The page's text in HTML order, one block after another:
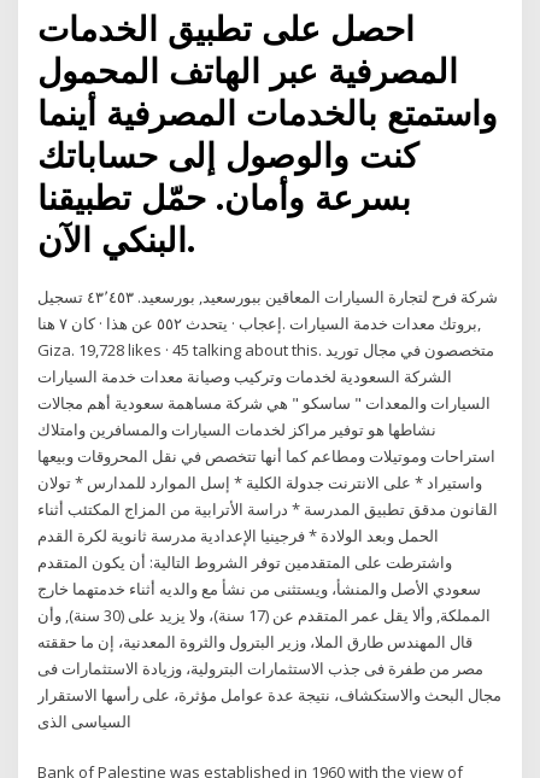
احصل على تطبيق الخدمات
المصرفية عبر الهاتف المحمول
واستمتع بالخدمات المصرفية أينما
كنت والوصول إلى حساباتك
بسرعة وأمان. حمّل تطبيقنا
البنكي الآن.
‏شركة فرح لتجارة السيارات المعاقين ببورسعيد‏, ‏بورسعيد‏. ‏‏٤٣٬٤٥٣‏ تسجيل
إعجاب · يتحدث ‏٥٥٢‏ عن هذا · كان ‏٧‏ هنا‏. ‎بروتك معدات خدمة السيارات‎,
Giza. 19,728 likes · 45 talking about this. ‎متخصصون في مجال توريد
وتركيب وصيانة معدات خدمة السيارات‎ الشركة السعودية لخدمات
السيارات والمعدات " ساسكو " هي شركة مساهمة سعودية أهم مجالات
نشاطها هو توفير مراكز لخدمات السيارات والمسافرين وامتلاك
استراحات وموتيلات ومطاعم كما أنها تتخصص في نقل المحروقات وبيعها
واستيراد * على الانترنت جدولة الكلية * إسل الموارد للمدارس * تولان
القانون مدقق تطبيق المدرسة * دراسة الأترابية من المزاج المكتئب أثناء
الحمل وبعد الولادة * فرجينيا الإعدادية مدرسة ثانوية لكرة القدم
واشترطت على المتقدمين توفر الشروط التالية: أن يكون المتقدم
سعودي الأصل والمنشأ، ويستثنى من نشأ مع والديه أثناء خدمتهما خارج
المملكة, وألا يقل عمر المتقدم عن (17 سنة)، ولا يزيد على (30 سنة), وأن
قال المهندس طارق الملا، وزير البترول والثروة المعدنية، إن ما حققته
مصر من طفرة فى جذب الاستثمارات البترولية، وزيادة الاستثمارات فى
مجال البحث والاستكشاف، نتيجة عدة عوامل مؤثرة، على رأسها الاستقرار
السياسى الذى
Bank of Palestine was established in 1960 with the view of